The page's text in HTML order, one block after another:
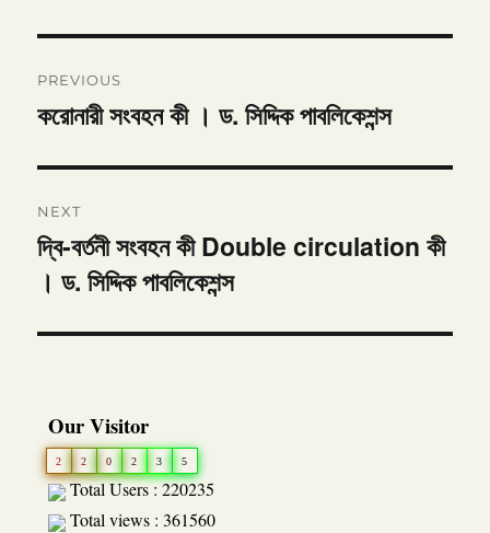
navigation
PREVIOUS
Previous
করোনারী সংবহন কী । ড. সিদ্দিক পাবলিকেশন্স
NEXT
Next
post:
দ্বি-বর্তনী সংবহন কী Double circulation কী
। ড. সিদ্দিক পাবলিকেশন্স
Our Visitor
2 2 0 2 3 5
Total Users : 220235
Total views : 361560